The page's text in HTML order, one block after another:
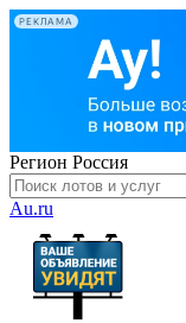
РЕКЛАМА
Регион Россия
Au.ru